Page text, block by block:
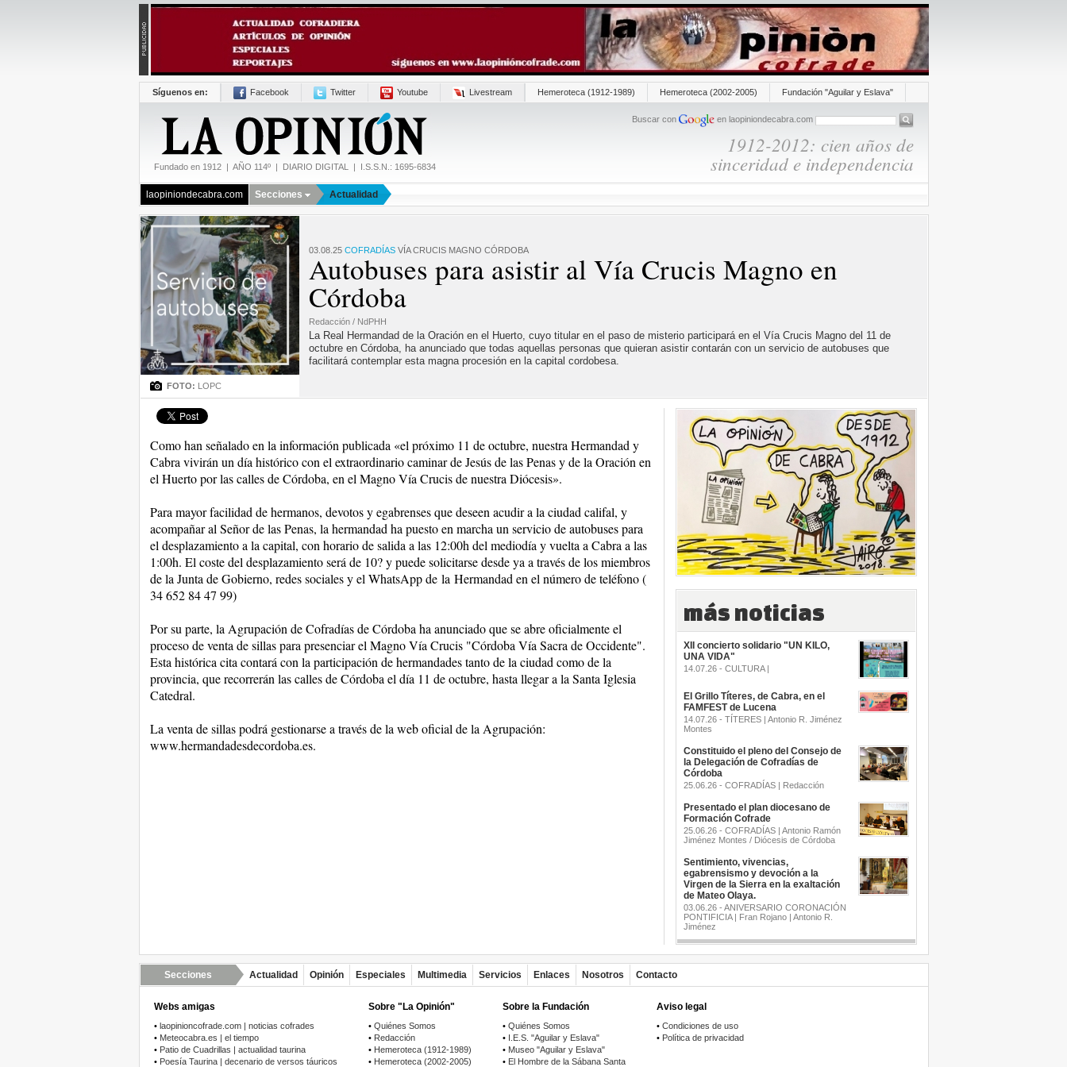
Síguenos en: Facebook Twitter Youtube Livestream Hemeroteca (1912-1989) Hemeroteca (2002-2005) Fundación "Aguilar y Eslava"
Fundado en 1912 | AÑO 114º | DIARIO DIGITAL | I.S.S.N.: 1695-6834
Buscar con en laopiniondecabra.com
1912-2012: cien años de
sinceridad e independencia
laopiniondecabra.com Secciones Actualidad
FOTO: LOPC
03.08.25 COFRADÍASVÍA CRUCIS MAGNO CÓRDOBA
Autobuses para asistir al Vía Crucis Magno en
Córdoba
Redacción / NdPHH
La Real Hermandad de la Oración en el Huerto, cuyo titular en el paso de misterio participará en el Vía Crucis Magno del 11 de
octubre en Córdoba, ha anunciado que todas aquellas personas que quieran asistir contarán con un servicio de autobuses que
facilitará contemplar esta magna procesión en la capital cordobesa.
Como han señalado en la información publicada «el próximo 11 de octubre, nuestra Hermandad y
Cabra vivirán un día histórico con el extraordinario caminar de Jesús de las Penas y de la Oración en
el Huerto por las calles de Córdoba, en el Magno Vía Crucis de nuestra Diócesis».
Para mayor facilidad de hermanos, devotos y egabrenses que deseen acudir a la ciudad califal, y
acompañar al Señor de las Penas, la hermandad ha puesto en marcha un servicio de autobuses para
el desplazamiento a la capital, con horario de salida a las 12:00h del mediodía y vuelta a Cabra a las
1:00h. El coste del desplazamiento será de 10? y puede solicitarse desde ya a través de los miembros
de la Junta de Gobierno, redes sociales y el WhatsApp de la Hermandad en el número de teléfono (
34 652 84 47 99)
Por su parte, la Agrupación de Cofradías de Córdoba ha anunciado que se abre oficialmente el
proceso de venta de sillas para presenciar el Magno Vía Crucis "Córdoba Vía Sacra de Occidente".
Esta histórica cita contará con la participación de hermandades tanto de la ciudad como de la
provincia, que recorrerán las calles de Córdoba el día 11 de octubre, hasta llegar a la Santa Iglesia
Catedral.
La venta de sillas podrá gestionarse a través de la web oficial de la Agrupación:
www.hermandadesdecordoba.es.
más noticias
XII concierto solidario "UN KILO,
UNA VIDA"
14.07.26 - CULTURA |
El Grillo Títeres, de Cabra, en el
FAMFEST de Lucena
14.07.26 - TÍTERES | Antonio R. Jiménez
Montes
Constituido el pleno del Consejo de
la Delegación de Cofradías de
Córdoba
25.06.26 - COFRADÍAS | Redacción
Presentado el plan diocesano de
Formación Cofrade
25.06.26 - COFRADÍAS | Antonio Ramón
Jiménez Montes / Diócesis de Córdoba
Sentimiento, vivencias,
egabrensismo y devoción a la
Virgen de la Sierra en la exaltación
de Mateo Olaya.
03.06.26 - ANIVERSARIO CORONACIÓN
PONTIFICIA | Fran Rojano | Antonio R.
Jiménez
Secciones Actualidad Opinión Especiales Multimedia Servicios Enlaces Nosotros Contacto
Webs amigas
• laopinioncofrade.com | noticias cofrades
• Meteocabra.es | el tiempo
• Patio de Cuadrillas | actualidad taurina
• Poesía Taurina | decenario de versos táuricos
Sobre "La Opinión"
• Quiénes Somos
• Redacción
• Hemeroteca (1912-1989)
• Hemeroteca (2002-2005)
Sobre la Fundación
• Quiénes Somos
• I.E.S. "Aguilar y Eslava"
• Museo "Aguilar y Eslava"
• El Hombre de la Sábana Santa
Aviso legal
• Condiciones de uso
• Política de privacidad